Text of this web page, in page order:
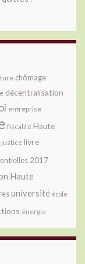
chômage
décentralisation
entreprise
fiscalité Haute
justice livre
2017
Haute
université école
énergie